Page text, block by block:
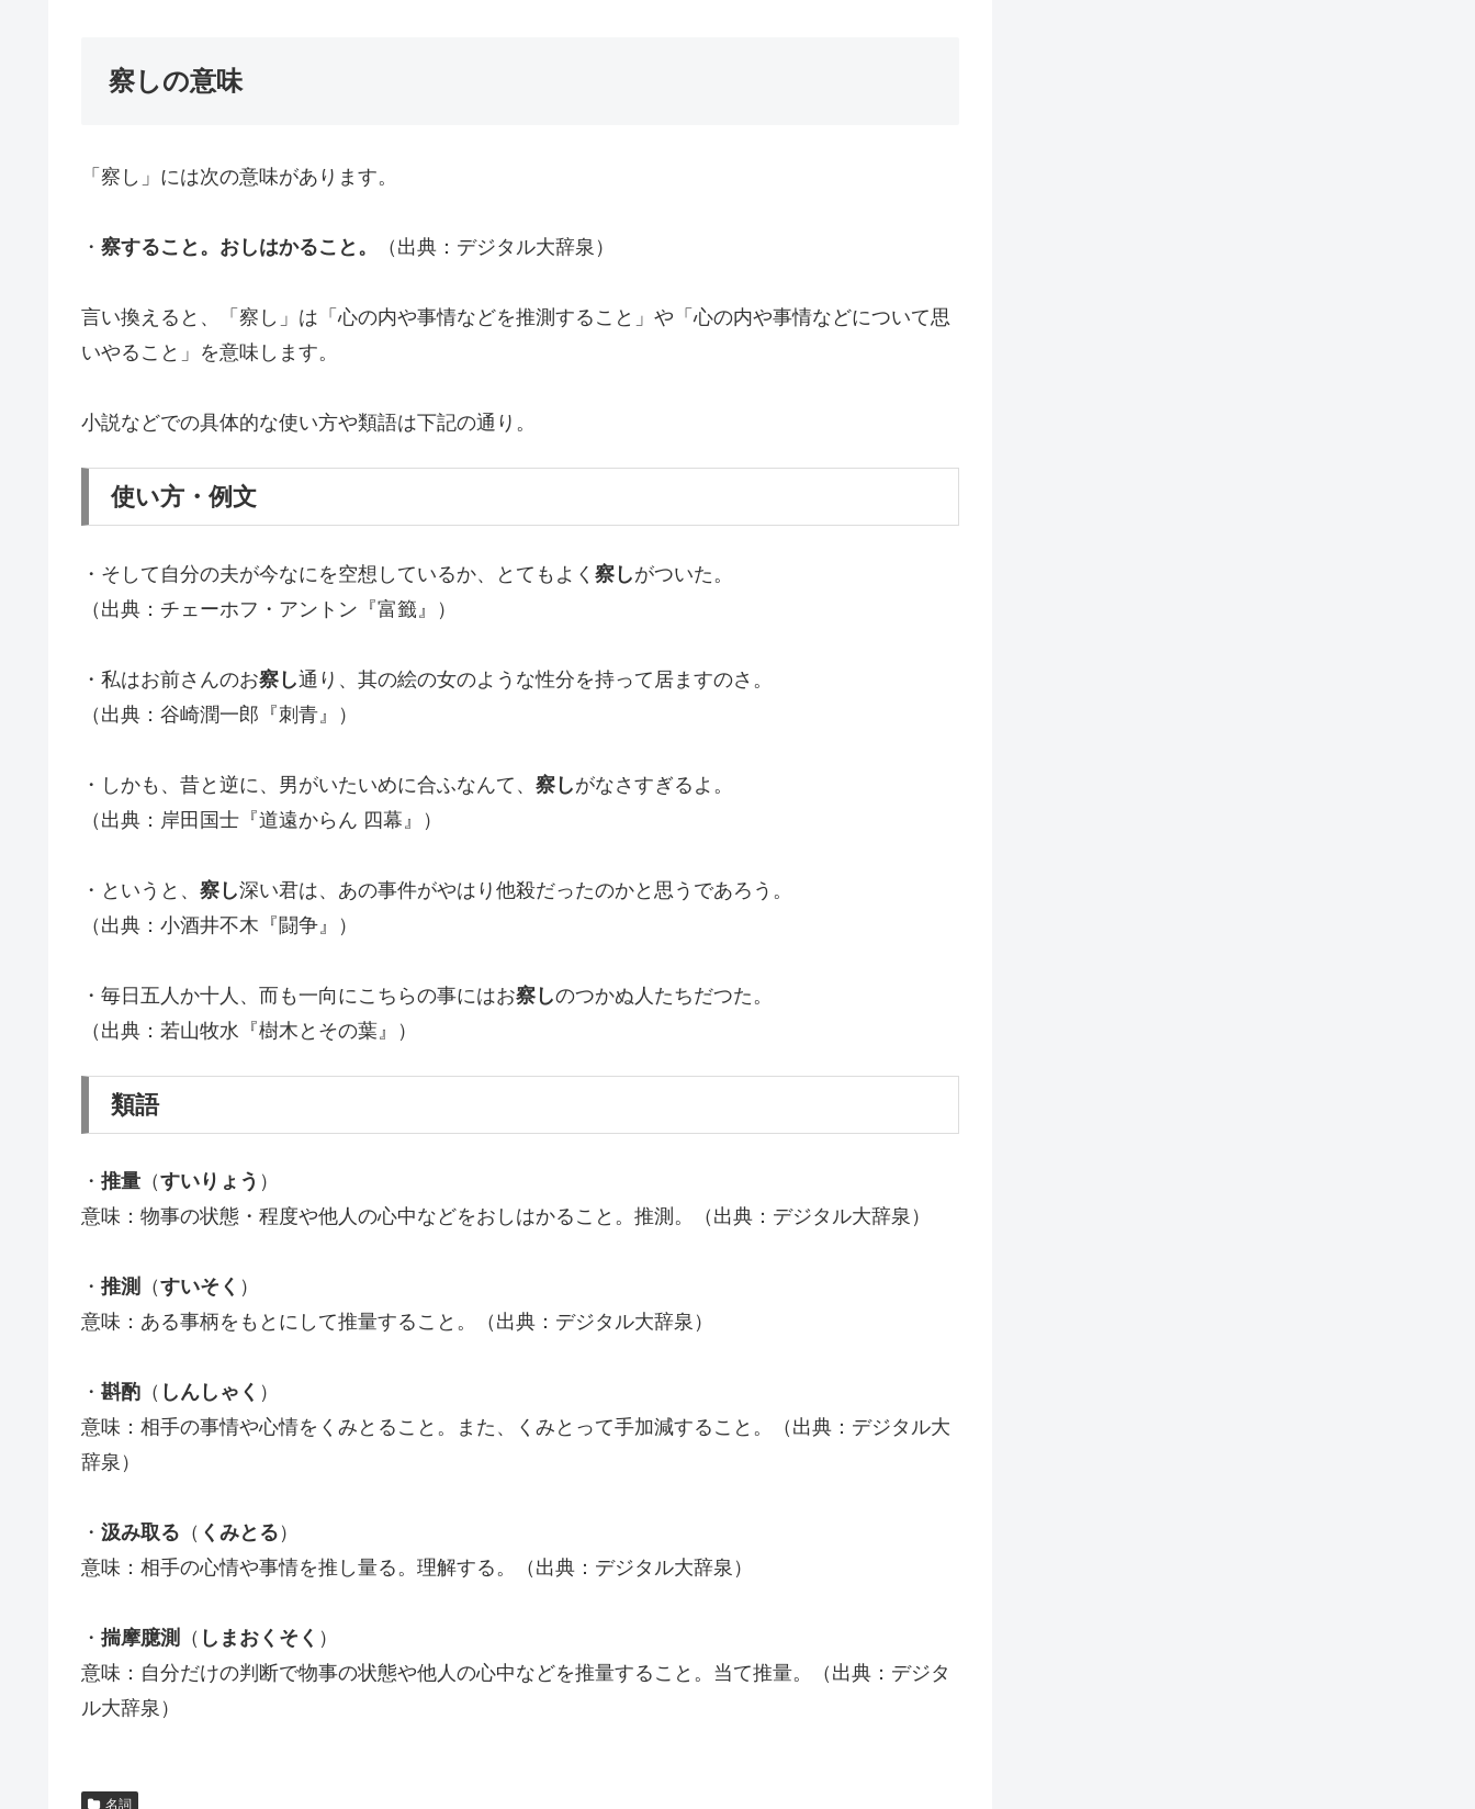
察しの意味
「察し」には次の意味があります。
・ 察すること。おしはかること。 （出典：デジタル大辞泉）
言い換えると、「察し」は「心の内や事情などを推測すること」や「心の内や事情などについて思
いやること」を意味します。
小説などでの具体的な使い方や類語は下記の通り。
使い方・例文
・そして自分の夫が今なにを空想しているか、とてもよく 察しがついた。
（出典：チェーホフ・アントン『富籤』）
・私はお前さんのお察し通り、其の絵の女のような性分を持って居ますのさ。
（出典：谷崎潤一郎『刺青』）
・しかも、昔と逆に、男がいたいめに合ふなんて、 察しがなさすぎるよ。
（出典：岸田国士『道遠からん 四幕』）
・というと、 察し深い君は、あの事件がやはり他殺だったのかと思うであろう。
（出典：小酒井不木『闘争』）
・毎日五人か十人、而も一向にこちらの事にはお察しのつかぬ人たちだつた。
（出典：若山牧水『樹木とその葉』）
類語
・ 推量 （すいりょう ）
意味：物事の状態・程度や他人の心中などをおしはかること。推測。（出典：デジタル大辞泉）
・ 推測 （すいそく ）
意味：ある事柄をもとにして推量すること。（出典：デジタル大辞泉）
・ 斟酌 （ しんしゃく ）
意味：相手の事情や心情をくみとること。また、くみとって手加減すること。（出典：デジタル大
辞泉）
・ 汲み取る （ くみとる ）
意味：相手の心情や事情を推し量る。理解する。（出典：デジタル大辞泉）
・ 揣摩臆測 （ しまおくそく ）
意味：自分だけの判断で物事の状態や他人の心中などを推量すること。当て推量。（出典：デジタ
ル大辞泉）
名詞